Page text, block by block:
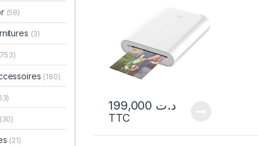
د.ت
TTC
(58)
(3)
(180)
(30)
(21)